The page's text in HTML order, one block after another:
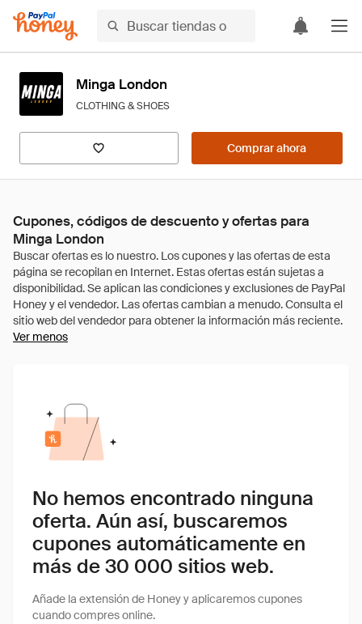
Minga London
CLOTHING & SHOES
Comprar ahora
Cupones, códigos de descuento y ofertas para
Minga London
Ver menos
No hemos encontrado ninguna
oferta. Aún así, buscaremos
cupones automáticamente en
más de 30 000 sitios web.
Añade la extensión de Honey y aplicaremos cupones
cuando compres online.